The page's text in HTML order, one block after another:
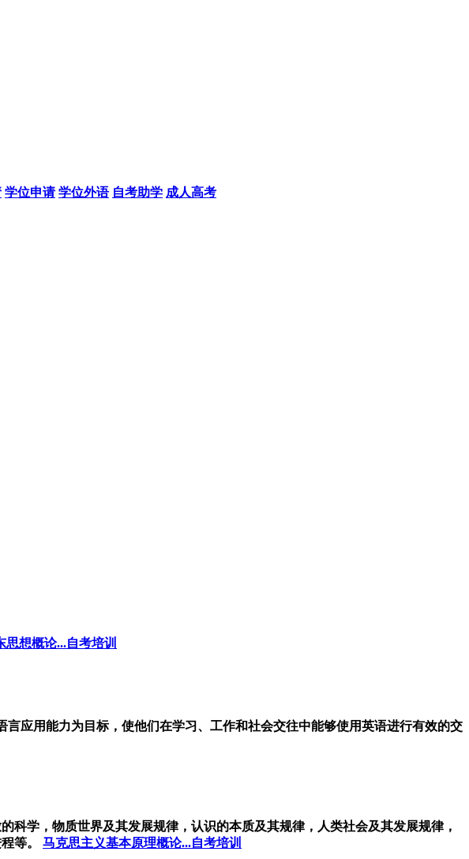
学位申请 学位外语 自考助学 成人高考
思想概论...自考培训
应用能力为目标，使他们在学习、工作和社会交往中能够使用英语进行有效的交
学，物质世界及其发展规律，认识的本质及其规律，人类社会及其发展规律，
等。
马克思主义基本原理概论...自考培训